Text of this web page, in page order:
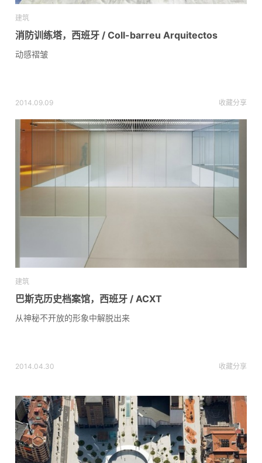
建筑
消防训练塔，西班牙 / Coll-barreu Arquitectos
动感褶皱
2014.09.09 收藏分享
建筑
巴斯克历史档案馆，西班牙 / ACXT
从神秘不开放的形象中解脱出来
2014.04.30 收藏分享